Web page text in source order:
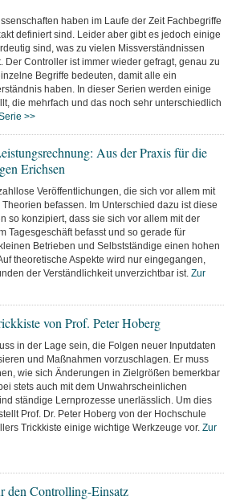
haben im Laufe der Zeit Fachbegriffe
definiert sind. Leider aber gibt es jedoch einige
sind, was zu vielen Missverständnissen
Der Controller ist immer wieder gefragt, genau zu
Begriffe bedeuten, damit alle ein
haben. In dieser Serien werden einige
die mehrfach und das noch sehr unterschiedlich
>>
Aus der Praxis für die
Erichsen
Veröffentlichungen, die sich vor allem mit
befassen. Im Unterschied dazu ist diese
so konzipiert, dass sie sich vor allem mit der
Tagesgeschäft befasst und so gerade für
Betrieben und Selbstständige einen hohen
theoretische Aspekte wird nur eingegangen,
der Verständlichkeit unverzichtbar ist. Zur
von Prof. Peter Hoberg
in der Lage sein, die Folgen neuer Inputdaten
und Maßnahmen vorzuschlagen. Er muss
wie sich Änderungen in Zielgrößen bemerkbar
stets auch mit dem Unwahrscheinlichen
ständige Lernprozesse unerlässlich. Um dies
Prof. Dr. Peter Hoberg von der Hochschule
Trickkiste einige wichtige Werkzeuge vor. Zur
den Controlling-Einsatz